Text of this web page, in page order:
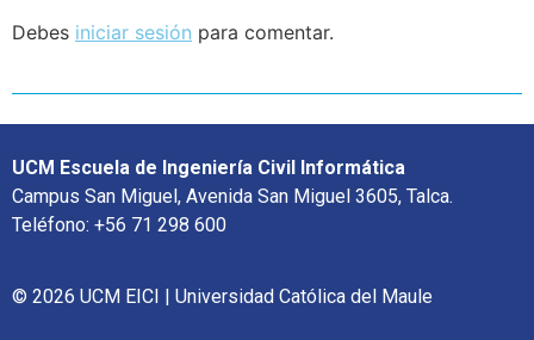
Debes iniciar sesión para comentar.
UCM Escuela de Ingeniería Civil Informática
Campus San Miguel, Avenida San Miguel 3605, Talca.
Teléfono: +56 71 298 600
© 2026 UCM EICI | Universidad Católica del Maule